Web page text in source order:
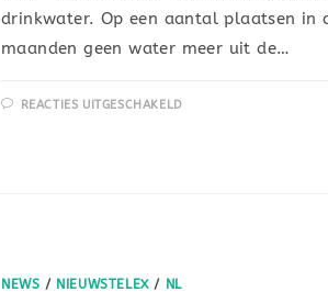
drinkwater. Op een aantal plaatsen
maanden geen water meer uit de…
REACTIES UITGESCHAKELD
NEWS / NIEUWSTELEX/ NL